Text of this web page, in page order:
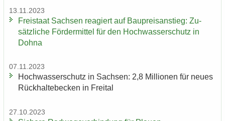
13.11.2023
Frei­staat Sach­sen re­agiert auf Bau­preis­an­stieg: Zu­
sätz­li­che För­der­mit­tel für den Hoch­was­ser­schutz in
Dohna
07.11.2023
Hoch­was­ser­schutz in Sach­sen: 2,8 Mil­lio­nen für neues
Rück­hal­te­be­cken in Frei­tal
27.10.2023